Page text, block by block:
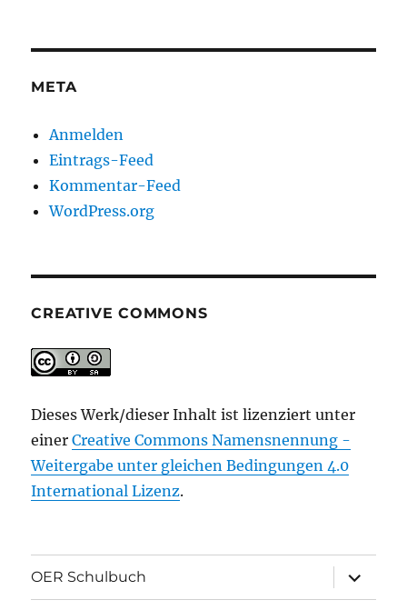
META
Anmelden
Eintrags-Feed
Kommentar-Feed
WordPress.org
CREATIVE COMMONS
Dieses Werk/dieser Inhalt ist lizenziert unter
einerCreative Commons Namensnennung -
Weitergabe unter gleichen Bedingungen 4.0
International Lizenz.
OER Schulbuch
öffnen